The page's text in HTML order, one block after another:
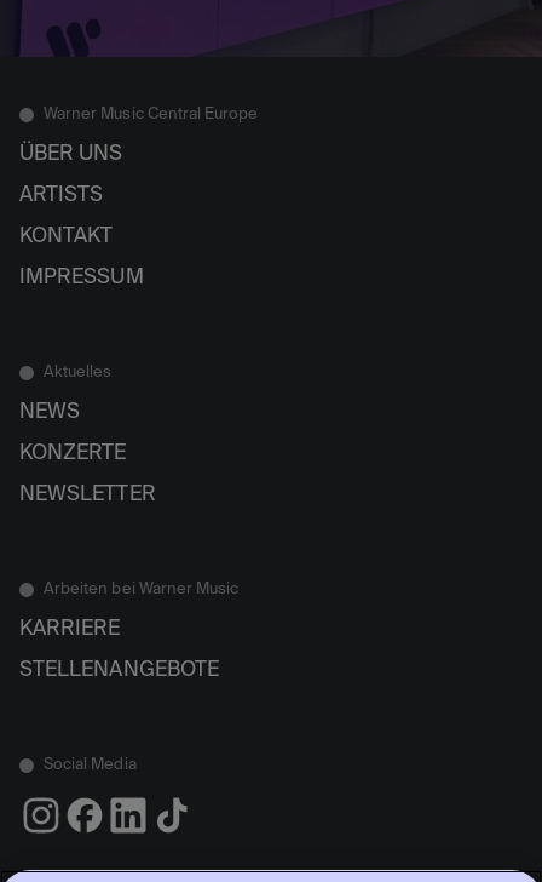
Warner Music Central Europe
ÜBER UNS
ARTISTS
KONTAKT
IMPRESSUM
Aktuelles
NEWS
KONZERTE
NEWSLETTER
Arbeiten bei Warner Music
KARRIERE
STELLENANGEBOTE
Social Media